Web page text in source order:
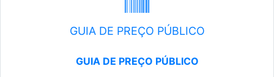
GUIA DE PREÇO PÚBLICO
GUIA DE PREÇO PÚBLICO